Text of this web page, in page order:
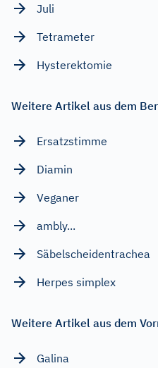
Juli
Tetrameter
Hysterektomie
Weitere Artikel aus dem
Ersatzstimme
Diamin
Veganer
ambly...
Säbelscheidentrachea
Herpes simplex
Weitere Artikel aus dem
Galina